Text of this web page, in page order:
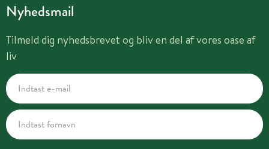
Nyhedsmail
Tilmeld dig nyhedsbrevet og bliv en del af vores oase af
liv